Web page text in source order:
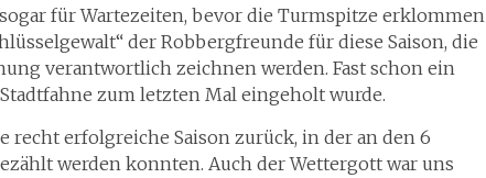
für Wartezeiten, bevor die Turmspitze erklommen
der Robbergfreunde für diese Saison, die
verantwortlich zeichnen werden. Fast schon ein
zum letzten Mal eingeholt wurde.
recht erfolgreiche Saison zurück, in der an den 6
werden konnten. Auch der Wettergott war uns